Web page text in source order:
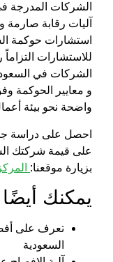
الشركات المدرجة
آليات رقابة
استشارات حوكمة
للاستشارات
الشركات في
و معايير الحوكمة وفق
واضحة نحو بيئة
احصل على دراسة
على قيمة شركتك
بزيارة موقعنا:
يمكنك
تعرف على
السعودية